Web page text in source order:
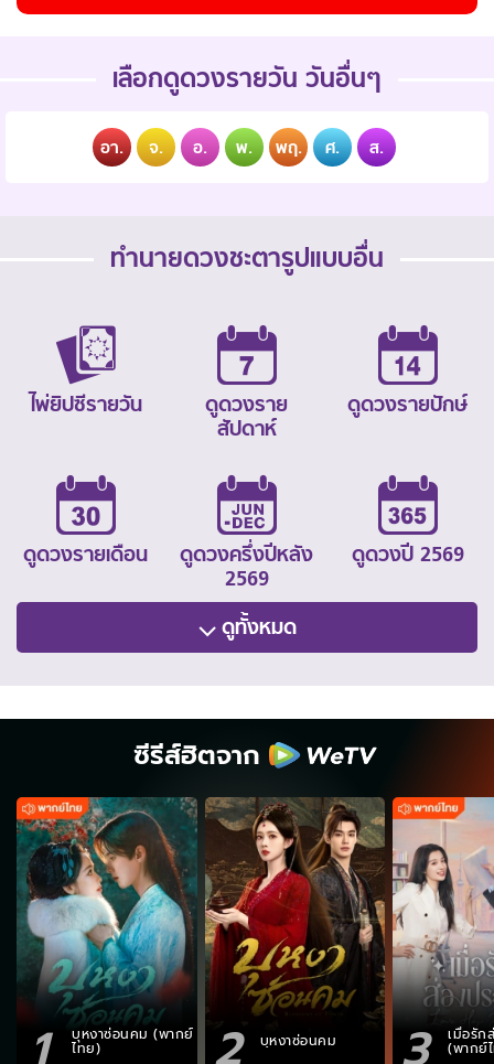
เลือกดูดวงรายวัน วันอื่นๆ
อา. จ. อ. พ. พฤ. ศ. ส.
ทำนายดวงชะตารูปแบบอื่น
ไพ่ยิปซีรายวัน
ดูดวงราย
สัปดาห์
ดูดวงรายปักษ์
ดูดวงรายเดือน
ดูดวงครึ่งปีหลัง
2569
ดูดวงปี 2569
ดูทั้งหมด
ซีรีส์ฮิตจาก
1 บุหงาซ่อนคม (พากย์
ไทย) 2 บุหงาซ่อนคม 3 เมื่อรัก
(พากย์